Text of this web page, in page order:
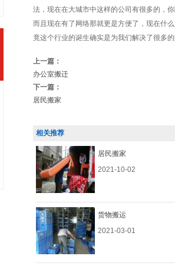
法，现在在大城市中这样的公司有很多的，
而且现在有了网络那就更是方便了，现在什
竟这个行业的诞生确实是为我们解决了很多
上一篇：
办公室搬迁
下一篇：
居民搬家
相关推荐
居民搬家
2021-10-02
货物搬运
2021-03-01